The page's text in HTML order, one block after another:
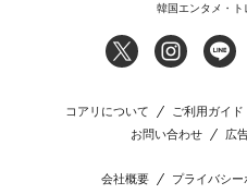
韓国エンタメ・ト
コアリについて ご利用ガイド
お問い合わせ
広
会社概要 プライバシー